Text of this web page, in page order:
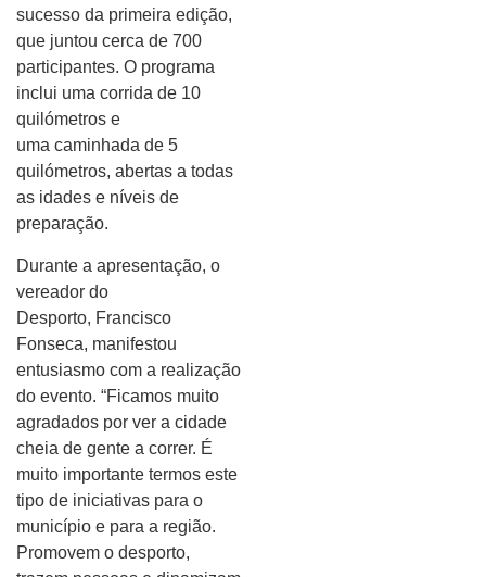
sucesso da primeira edição,
que juntou cerca de 700
participantes. O programa
inclui uma corrida de 10
quilómetros e
uma caminhada de 5
quilómetros, abertas a todas
as idades e níveis de
preparação.
Durante a apresentação, o
vereador do
Desporto, Francisco
Fonseca, manifestou
entusiasmo com a realização
do evento. “Ficamos muito
agradados por ver a cidade
cheia de gente a correr. É
muito importante termos este
tipo de iniciativas para o
município e para a região.
Promovem o desporto,